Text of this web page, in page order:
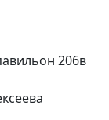
206в